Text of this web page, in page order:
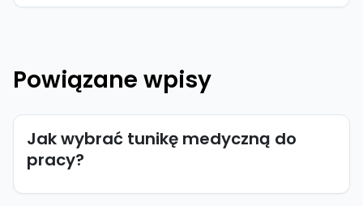
Powiązane wpisy
Jak wybrać tunikę medyczną do
pracy?